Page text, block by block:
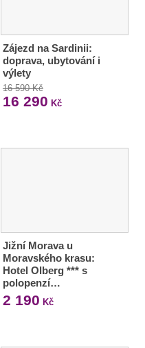
Zájezd na Sardinii:
doprava, ubytování i
výlety
16 590 Kč
16 290 Kč
Jižní Morava u
Moravského krasu:
Hotel Olberg *** s
polopenzí…
2 190 Kč